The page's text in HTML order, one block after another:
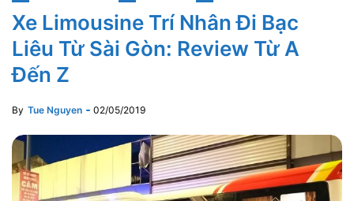
Xe Limousine Trí Nhân Đi Bạc
Liêu Từ Sài Gòn: Review Từ A
Đến Z
By Tue Nguyen 02/05/2019